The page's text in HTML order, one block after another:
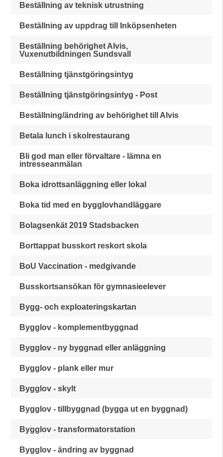
Beställning av teknisk utrustning
Beställning av uppdrag till Inköpsenheten
Beställning behörighet Alvis,
Vuxenutbildningen Sundsvall
Beställning tjänstgöringsintyg
Beställning tjänstgöringsintyg - Post
Beställning/ändring av behörighet till Alvis
Betala lunch i skolrestaurang
Bli god man eller förvaltare - lämna en
intresseanmälan
Boka idrottsanläggning eller lokal
Boka tid med en bygglovhandläggare
Bolagsenkät 2019 Stadsbacken
Borttappat busskort reskort skola
BoU Vaccination - medgivande
Busskortsansökan för gymnasieelever
Bygg- och exploateringskartan
Bygglov - komplementbyggnad
Bygglov - ny byggnad eller anläggning
Bygglov - plank eller mur
Bygglov - skylt
Bygglov - tillbyggnad (bygga ut en byggnad)
Bygglov - transformatorstation
Bygglov - ändring av byggnad